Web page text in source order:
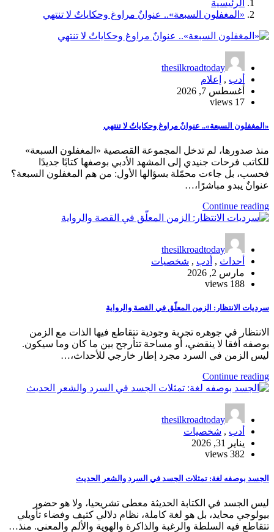
الرئيسية
«المغفلون السبعة».. عنوانٌ مراوغ وحكاياتٌ لا تنتهي
thesilkroadtoday
أدب ,
إعلام
أغسطس 7, 2026
17 views
«المغفلون السبعة».. عنوانٌ مراوغ وحكاياتٌ لا تنتهي
منذ صدورها، لم تدخل المجموعة القصصية «المغفلون السبعة»
للكاتب فرحات جنيدي إلى المشهد الأدبي بوصفها كتابًا جديدًا
فحسب، بل جاءت محمّلة بسؤالها الأول: من هم المغفلون السبعة؟
عنوانٌ يبدو مباشرًا،…
Continue reading
thesilkroadtoday
أحداث , أدب , شخصيات
مارس 2, 2026
188 views
سرديات الانتظار: الزمن المعلّق في القصة والرواية
الانتظار في جوهره تجربة وجودية تتقاطع فيها الذات مع الزمن
بوصفه أفقا لا ينقضي، أو مساحة تتأرجح بين ما كان وما سيكون.
ليس الزمن في السرد مجرد إطار خارجي للأحداث،…
Continue reading
thesilkroadtoday
أدب , شخصيات
يناير 31, 2026
382 views
الجسد بوصفه لغة: تمثلات الجسد في السرد والشعر الحديث
ليس الجسد في الكتابة الحديثة معطى تشريحيا، ولا هو حضور
بيولوجي محايد، بل هو لغة كاملة، نظام دلالي كثيف وفضاء تأويلي
تتقاطع فيه السلطة والرغبة والذاكرة والهوية والألم والمعنى. منذ…